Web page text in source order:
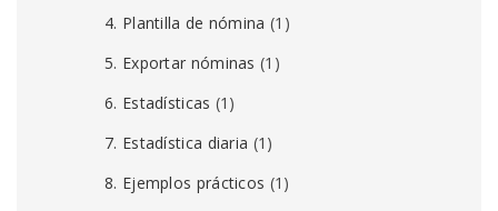
4. Plantilla de nómina (1)
5. Exportar nóminas (1)
6. Estadísticas (1)
7. Estadística diaria (1)
8. Ejemplos prácticos (1)